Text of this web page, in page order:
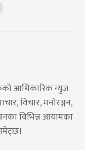
आधिकारिक न्युज
विचार, मनोरञ्जन,
विभिन्न आयामका